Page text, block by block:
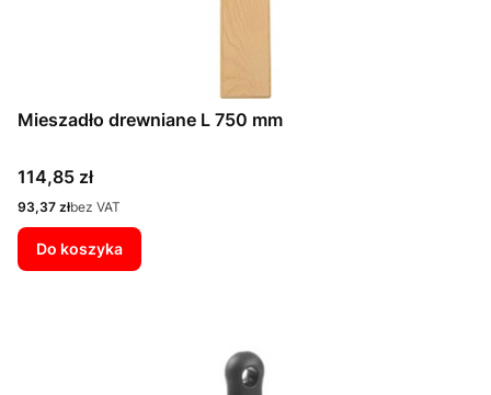
Mieszadło drewniane L 750 mm
Cena
114,85 zł
Cena
93,37 złbez VAT
Do koszyka